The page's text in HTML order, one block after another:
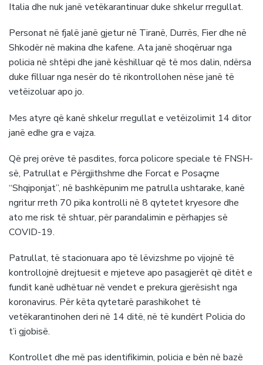
Italia dhe nuk janë vetëkarantinuar duke shkelur rregullat.
Personat në fjalë janë gjetur në Tiranë, Durrës, Fier dhe në
Shkodër në makina dhe kafene. Ata janë shoqëruar nga
policia në shtëpi dhe janë këshilluar që të mos dalin, ndërsa
duke filluar nga nesër do të rikontrollohen nëse janë të
vetëizoluar apo jo.
Mes atyre që kanë shkelur rregullat e vetëizolimit 14 ditor
janë edhe gra e vajza.
Që prej orëve të pasdites, forca policore speciale të FNSH-
së, Patrullat e Përgjithshme dhe Forcat e Posaçme
“Shqiponjat”, në bashkëpunim me patrulla ushtarake, kanë
ngritur rreth 70 pika kontrolli në 8 qytetet kryesore dhe
ato me risk të shtuar, për parandalimin e përhapjes së
COVID-19.
Patrullat, të stacionuara apo të lëvizshme po vijojnë të
kontrollojnë drejtuesit e mjeteve apo pasagjerët që ditët e
fundit kanë udhëtuar në vendet e prekura gjerësisht nga
koronavirus. Për këta qytetarë parashikohet të
vetëkarantinohen deri në 14 ditë, në të kundërt Policia do
t’i gjobisë.
Kontrollet dhe më pas identifikimin, policia e bën në bazë